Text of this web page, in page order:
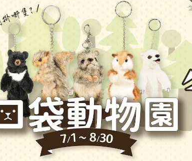
徽章-大西洋海神海蛞蝓
NT$210